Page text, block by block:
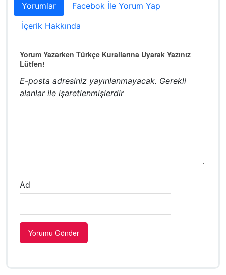
Yorumlar
Facebok İle Yorum Yap
İçerik Hakkında
Yorum Yazarken Türkçe Kurallarına Uyarak Yazınız
Lütfen!
E-posta adresiniz yayınlanmayacak. Gerekli
alanlar ile işaretlenmişlerdir
Ad